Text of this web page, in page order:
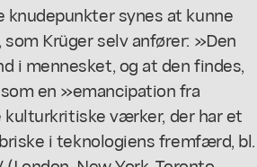
synes at kunne
Krüger selv anfører: »Den
i mennesket, og at den findes,
en »emancipation fra
værker, der har et
i teknologiens fremfærd, bl.